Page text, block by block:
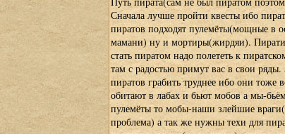
Сначала лучше пройти квесты ибо
пиратов подходят пулемёты(мощные в
мамани) ну и мортиры(жирдяи).
стать пиратом надо полететь к
там с радостью примут вас в свои ряды.
пиратов грабить труднее ибо они
обитают в лабах и бьют мобов а мы-
пулемёты то мобы-наши злейшие
проблема) а так же нужны техи для